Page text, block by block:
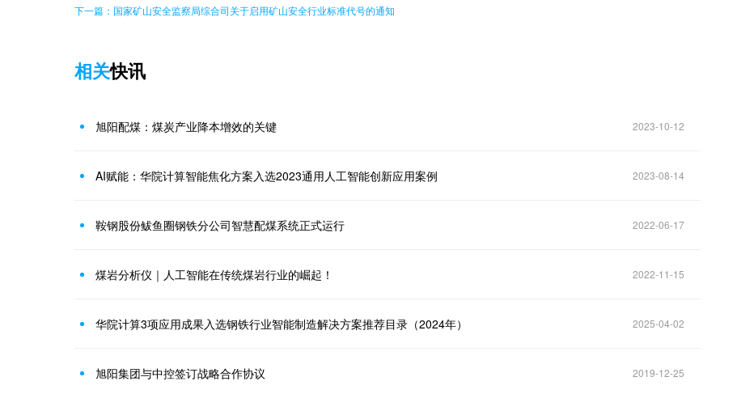
下一篇：国家矿山安全监察局综合司关于启用矿山安全行业标准代号的通知
相关快讯
旭阳配煤：煤炭产业降本增效的关键 2023-10-12
AI赋能：华院计算智能焦化方案入选2023通用人工智能创新应用案例 2023-08-14
鞍钢股份鲅鱼圈钢铁分公司智慧配煤系统正式运行 2022-06-17
煤岩分析仪｜人工智能在传统煤岩行业的崛起！ 2022-11-15
华院计算3项应用成果入选钢铁行业智能制造解决方案推荐目录（2024年） 2025-04-02
旭阳集团与中控签订战略合作协议 2019-12-25